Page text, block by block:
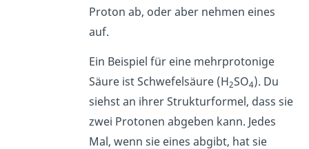
Proton ab, oder aber nehmen eines
auf.
Ein Beispiel für eine mehrprotonige
Säure ist Schwefelsäure (H2SO4). Du
siehst an ihrer Strukturformel, dass sie
zwei Protonen abgeben kann. Jedes
Mal, wenn sie eines abgibt, hat sie